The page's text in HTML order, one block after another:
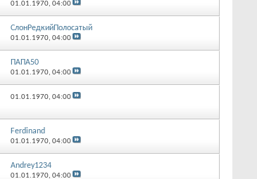
01.01.1970, 04:00
СлонРедкийПолосатый
01.01.1970, 04:00
ПАПА50
01.01.1970, 04:00
01.01.1970, 04:00
Ferdinand
01.01.1970, 04:00
Andrey1234
01.01.1970, 04:00